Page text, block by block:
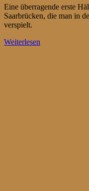
Eine überragende erste
Saarbrücken, die man in
verspielt.
Weiterlesen